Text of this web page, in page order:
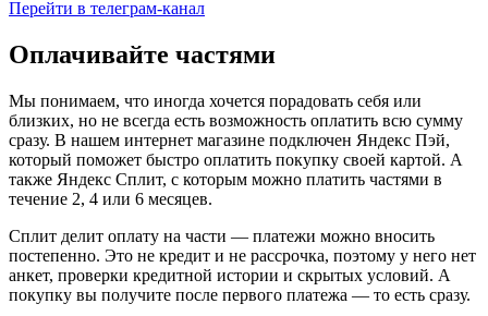
Перейти в телеграм-канал
Оплачивайте частями
Мы понимаем, что иногда хочется порадовать себя или
близких, но не всегда есть возможность оплатить всю сумму
сразу. В нашем интернет магазине подключен Яндекс Пэй,
который поможет быстро оплатить покупку своей картой. А
также Яндекс Сплит, с которым можно платить частями в
течение 2, 4 или 6 месяцев.
Сплит делит оплату на части — платежи можно вносить
постепенно. Это не кредит и не рассрочка, поэтому у него нет
анкет, проверки кредитной истории и скрытых условий. А
покупку вы получите после первого платежа — то есть сразу.